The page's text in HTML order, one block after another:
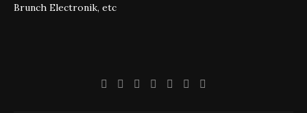
Brunch Electronik, etc